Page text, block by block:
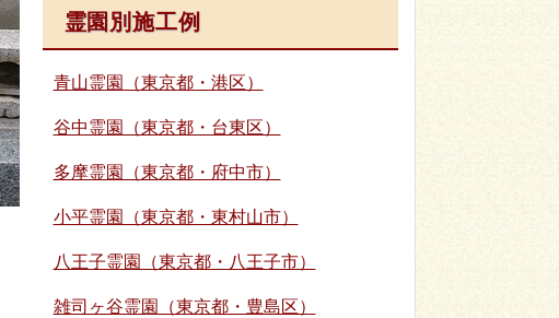
霊園別施工例
青山霊園（東京都・港区）
谷中霊園（東京都・台東区）
多摩霊園（東京都・府中市）
小平霊園（東京都・東村山市）
八王子霊園（東京都・八王子市）
雑司ヶ谷霊園（東京都・豊島区）